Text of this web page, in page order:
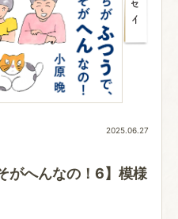
2025.06.27
がへんなの！6】模様